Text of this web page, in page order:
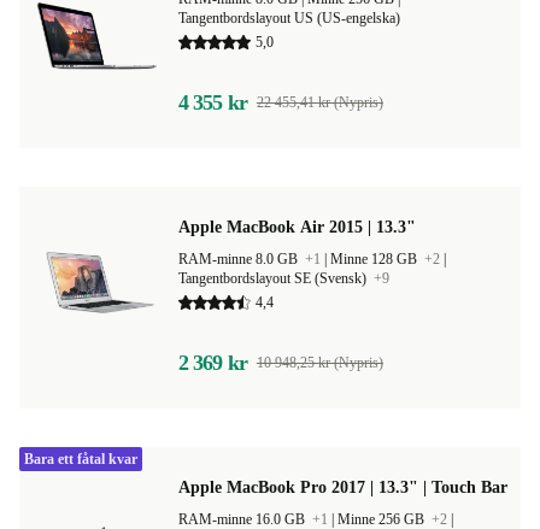
Tangentbordslayout US (US-engelska)
5,0
4 355 kr 22 455,41 kr (Nypris)
Apple MacBook Air 2015 | 13.3"
RAM-minne 8.0 GB +1 Minne 128 GB +2
Tangentbordslayout SE (Svensk) +9
4,4
2 369 kr 10 948,25 kr (Nypris)
Apple MacBook Pro 2017 | 13.3" | Touch Bar
RAM-minne 16.0 GB +1 Minne 256 GB +2
Bara ett fåtal kvar